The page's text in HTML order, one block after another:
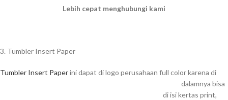
Lebih cepat menghubungi kami
3. Tumbler Insert Paper
Tumbler Insert Paperini dapat di logo perusahaan full color karena di
dalamnya bisa
di isi kertas print,